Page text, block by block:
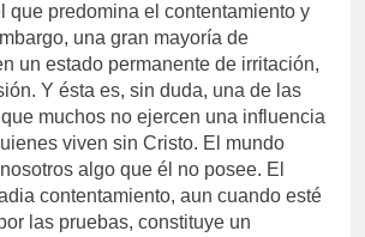
que predomina el contentamiento y
una gran mayoría de
un estado permanente de irritación,
Y ésta es, sin duda, una de las
muchos no ejercen una influencia
viven sin Cristo. El mundo
algo que él no posee. El
contentamiento, aun cuando esté
las pruebas, constituye un